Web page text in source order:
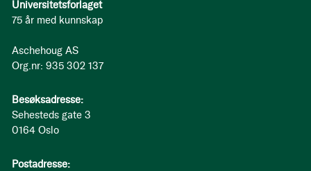
Universitetsforlaget
75 år med kunnskap
Aschehoug AS
Org.nr: 935 302 137
Besøksadresse:
Sehesteds gate 3
0164 Oslo
Postadresse: